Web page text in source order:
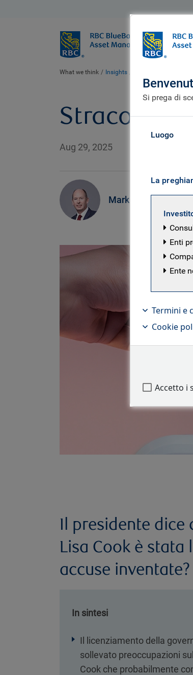
BlueBay
What we think Insights
Stracotto?
Aug 29, 2025
Mark Dowding
Il presidente dice
Lisa Cook è
accuse inventate?
In sintesi
Il licenziamento della
sollevato preoccupazioni
Cook che probabilmente
Si prega di
Luogo
La
Enti
Ente
Termini e
Cookie
Accetto i